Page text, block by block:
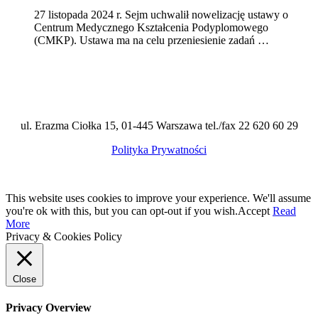
27 listopada 2024 r. Sejm uchwalił nowelizację ustawy o
Centrum Medycznego Kształcenia Podyplomowego
(CMKP). Ustawa ma na celu przeniesienie zadań …
ul. Erazma Ciołka 15, 01-445 Warszawa tel./fax 22 620 60 29
Polityka Prywatności
This website uses cookies to improve your experience. We'll assume
you're ok with this, but you can opt-out if you wish.Accept Read
More
Privacy & Cookies Policy
Close
Privacy Overview